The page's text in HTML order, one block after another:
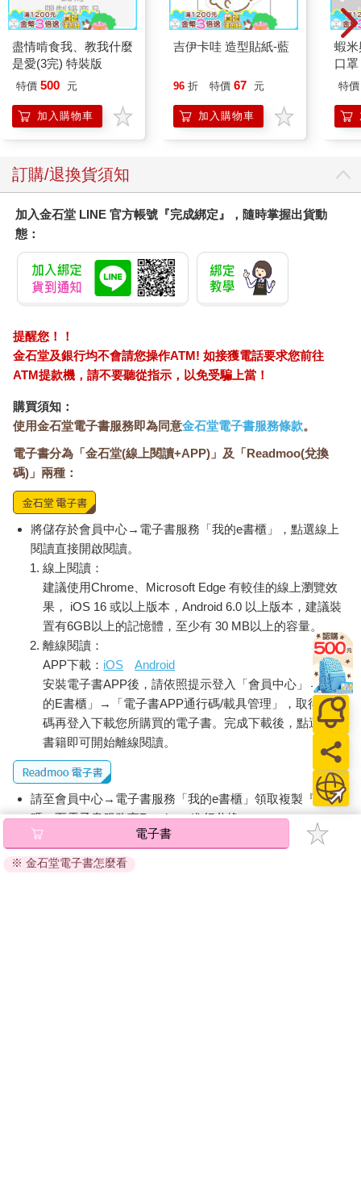
盡情啃食我、教我什麼
是愛(3完) 特裝版
特價 500 元
加入購物車
吉伊卡哇 造型貼紙-藍
96 折 特價 67 元
加入購物車
蝦
口
特價
訂購/退換貨須知
加入金石堂 LINE 官方帳號『完成綁定』，隨時掌握出貨動
態：
提醒您！！
金石堂及銀行均不會請您操作ATM! 如接獲電話要求您前往
ATM提款機，請不要聽從指示，以免受騙上當！
購買須知：
使用金石堂電子書服務即為同意金石堂電子書服務條款。
電子書分為「金石堂(線上閱讀+APP)」及「Readmoo(兌換
碼)」兩種：
將儲存於會員中心→電子書服務「我的e書櫃」，點選線上
閱讀直接開啟閱讀。
線上閱讀：
建議使用Chrome、Microsoft Edge 有較佳的線上瀏覽效
果， iOS 16 或以上版本，Android 6.0 以上版本，建議裝
置有6GB以上的記憶體，至少有 30 MB以上的容量。
離線閱讀：
APP下載： iOS
Android
安裝電子書APP後，請依照提示登入「會員中心」→「我
的E書櫃」→「電子書APP通行碼/載具管理」，取得通行
碼再登入下載您所購買的電子書。完成下載後，點選任一
書籍即可開始離線閱讀。
請至會員中心→電子書服務「我的e書櫃」領取複製『兌換
碼』至電子書服務商Readmoo進行兌換。
退換貨須知：
因版權保護，您在金石堂所購買的電子書僅能以金石堂專屬
電子書
※ 金石堂電子書怎麼看